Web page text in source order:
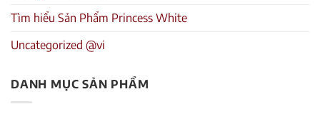
Tìm hiểu Sản Phẩm Princess White
Uncategorized @vi
DANH MỤC SẢN PHẨM